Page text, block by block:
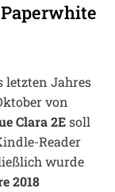
letzten Jahres
von
Clara 2Esoll
Reader
wurde
2018